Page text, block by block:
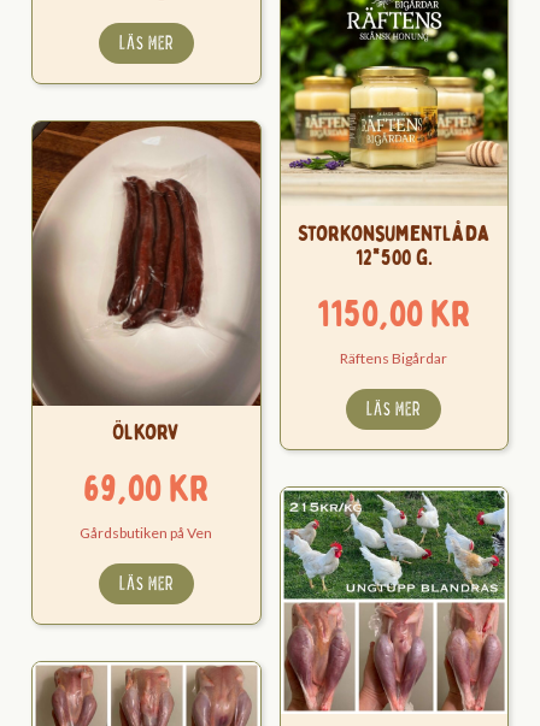
LÄS MER
Storkonsumentlåda
12*500 g.
1150,00kr
Räftens Bigårdar
LÄS MER
Ölkorv
69,00kr
Gårdsbutiken på Ven
LÄS MER